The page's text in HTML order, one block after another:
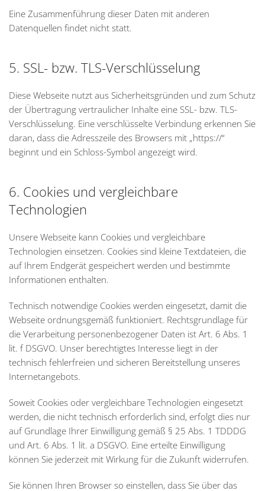
Eine Zusammenführung dieser Daten mit anderen
Datenquellen findet nicht statt.
5. SSL- bzw. TLS-Verschlüsselung
Diese Webseite nutzt aus Sicherheitsgründen und zum Schutz
der Übertragung vertraulicher Inhalte eine SSL- bzw. TLS-
Verschlüsselung. Eine verschlüsselte Verbindung erkennen Sie
daran, dass die Adresszeile des Browsers mit „https://“
beginnt und ein Schloss-Symbol angezeigt wird.
6. Cookies und vergleichbare
Technologien
Unsere Webseite kann Cookies und vergleichbare
Technologien einsetzen. Cookies sind kleine Textdateien, die
auf Ihrem Endgerät gespeichert werden und bestimmte
Informationen enthalten.
Technisch notwendige Cookies werden eingesetzt, damit die
Webseite ordnungsgemäß funktioniert. Rechtsgrundlage für
die Verarbeitung personenbezogener Daten ist Art. 6 Abs. 1
lit. f DSGVO. Unser berechtigtes Interesse liegt in der
technisch fehlerfreien und sicheren Bereitstellung unseres
Internetangebots.
Soweit Cookies oder vergleichbare Technologien eingesetzt
werden, die nicht technisch erforderlich sind, erfolgt dies nur
auf Grundlage Ihrer Einwilligung gemäß § 25 Abs. 1 TDDDG
und Art. 6 Abs. 1 lit. a DSGVO. Eine erteilte Einwilligung
können Sie jederzeit mit Wirkung für die Zukunft widerrufen.
Sie können Ihren Browser so einstellen, dass Sie über das